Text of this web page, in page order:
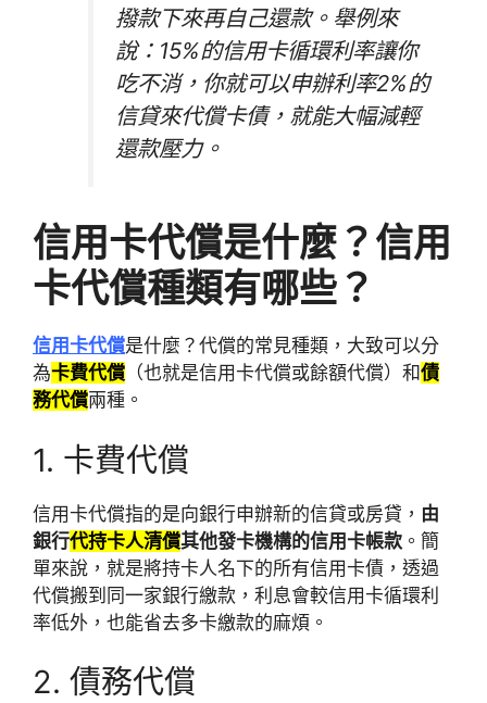
撥款下來再自己還款。舉例來
說：15%的信用卡循環利率讓你
吃不消，你就可以申辦利率2%的
信貸來代償卡債，就能大幅減輕
還款壓力。
信用卡代償是什麼？信用
卡代償種類有哪些？
信用卡代償是什麼？代償的常見種類，大致可以分
為卡費代償 （也就是信用卡代償或餘額代償）和債
務代償兩種。
1. 卡費代償
信用卡代償指的是向銀行申辦新的信貸或房貸， 由
銀行代持卡人清償其他發卡機構的信用卡帳款 。簡
單來說，就是將持卡人名下的所有信用卡債，透過
代償搬到同一家銀行繳款，利息會較信用卡循環利
率低外，也能省去多卡繳款的麻煩。
2. 債務代償